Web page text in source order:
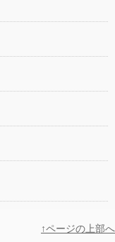
↑ページの上部へ